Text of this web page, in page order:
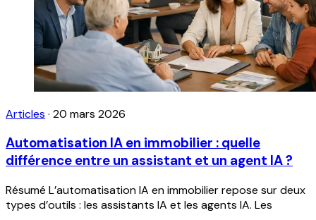
Articles · 20 mars 2026
Automatisation IA en immobilier : quelle
différence entre un assistant et un agent IA ?
Résumé L’automatisation IA en immobilier repose sur deux
types d’outils : les assistants IA et les agents IA. Les